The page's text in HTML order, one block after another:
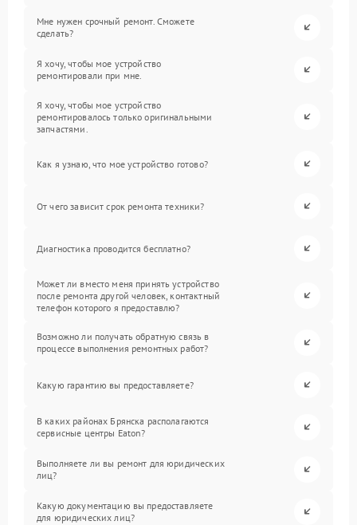
Мне нужен срочный ремонт. Сможете
сделать?
Я хочу, чтобы мое устройство
ремонтировали при мне.
Я хочу, чтобы мое устройство
ремонтировалось только оригинальными
запчастями.
Как я узнаю, что мое устройство готово?
От чего зависит срок ремонта техники?
Диагностика проводится бесплатно?
Может ли вместо меня принять устройство
после ремонта другой человек, контактный
телефон которого я предоставлю?
Возможно ли получать обратную связь в
процессе выполнения ремонтных работ?
Какую гарантию вы предоставляете?
В каких районах Брянска располагаются
сервисные центры Eaton?
Выполняете ли вы ремонт для юридических
лиц?
Какую документацию вы предоставляете
для юридических лиц?